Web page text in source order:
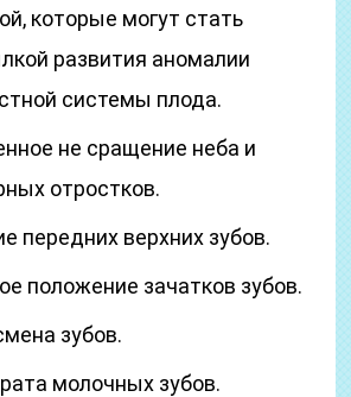
которые могут стать
развития аномалии
системы плода.
не сращение неба и
отростков.
передних верхних зубов.
положение зачатков зубов.
зубов.
молочных зубов.